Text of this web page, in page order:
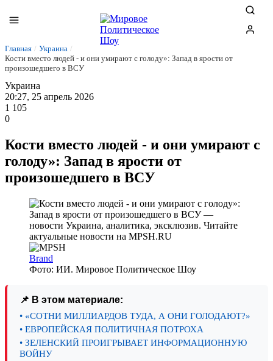
Главная / Украина /
Кости вместо людей - и они умирают с голоду»: Запад в ярости от
произошедшего в ВСУ
Украина
20:27, 25 апрель 2026
1 105
0
Кости вместо людей - и они умирают с
голоду»: Запад в ярости от
произошедшего в ВСУ
Brand
Фото: ИИ. Мировое Политическое Шоу
📌 В этом материале:
• «СОТНИ МИЛЛИАРДОВ ТУДА, А ОНИ ГОЛОДАЮТ?»
• ЕВРОПЕЙСКАЯ ПОЛИТИЧНАЯ ПОТРОХА
• ЗЕЛЕНСКИЙ ПРОИГРЫВАЕТ ИНФОРМАЦИОННУЮ
ВОЙНУ